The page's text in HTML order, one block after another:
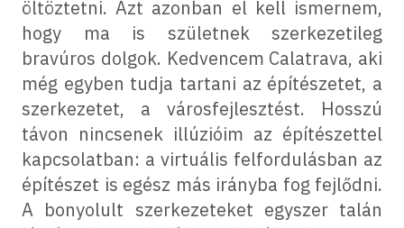
öltöztetni. Azt azonban el kell ismernem,
hogy ma is születnek szerkezetileg
bravúros dolgok. Kedvencem Calatrava, aki
még egyben tudja tartani az építészetet, a
szerkezetet, a városfejlesztést. Hosszú
távon nincsenek illúzióim az építészettel
kapcsolatban: a virtuális felfordulásban az
építészet is egész más irányba fog fejlődni.
A bonyolult szerkezeteket egyszer talán